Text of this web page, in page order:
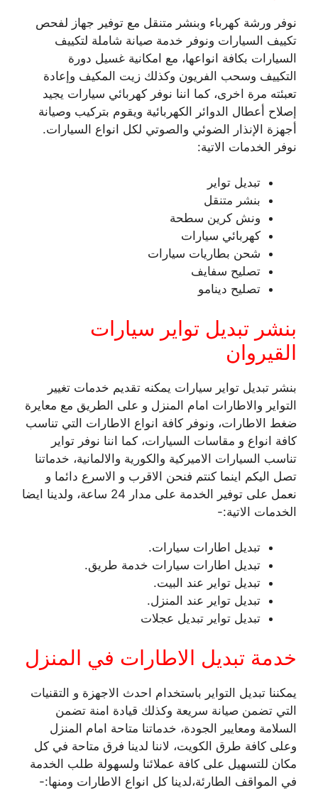
نوفر ورشة كهرباء وبنشر متنقل مع توفير جهاز لفحص
تكييف السيارات ونوفر خدمة صيانة شاملة لتكييف
السيارات بكافة انواعها، مع امكانية غسيل دورة
التكييف وسحب الفريون وكذلك زيت المكيف وإعادة
تعبئته مرة اخرى، كما اننا نوفر كهربائي سيارات يجيد
إصلاح أعطال الدوائر الكهربائية ويقوم بتركيب وصيانة
أجهزة الإنذار الضوئي والصوتي لكل انواع السيارات.
نوفر الخدمات الاتية:
تبديل تواير
بنشر متنقل
ونش كرين سطحة
كهربائي سيارات
شحن بطاريات سيارات
تصليح سفايف
تصليح دينامو
بنشر تبديل تواير سيارات
القيروان
بنشر تبديل تواير سيارات يمكنه تقديم خدمات تغيير
التواير والاطارات امام المنزل و على الطريق مع معايرة
ضغط الاطارات، ونوفر كافة انواع الاطارات التي تناسب
كافة انواع و مقاسات السيارات، كما اننا نوفر تواير
تناسب السيارات الاميركية والكورية والالمانية، خدماتنا
تصل اليكم اينما كنتم فنحن الاقرب و الاسرع دائما و
نعمل على توفير الخدمة على مدار 24 ساعة، ولدينا ايضا
الخدمات الاتية:-
تبديل اطارات سيارات.
تبديل اطارات سيارات خدمة طريق.
تبديل تواير عند البيت.
تبديل تواير عند المنزل.
تبديل تواير تبديل عجلات
خدمة تبديل الاطارات في المنزل
يمكننا تبديل التواير باستخدام احدث الاجهزة و التقنيات
التي تضمن صيانة سريعة وكذلك قيادة امنة تضمن
السلامة ومعايير الجودة، خدماتنا متاحة امام المنزل
وعلى كافة طرق الكويت، لاننا لدينا فرق متاحة في كل
مكان للتسهيل على كافة عملائنا ولسهولة طلب الخدمة
في المواقف الطارئة،لدينا كل انواع الاطارات ومنها:-